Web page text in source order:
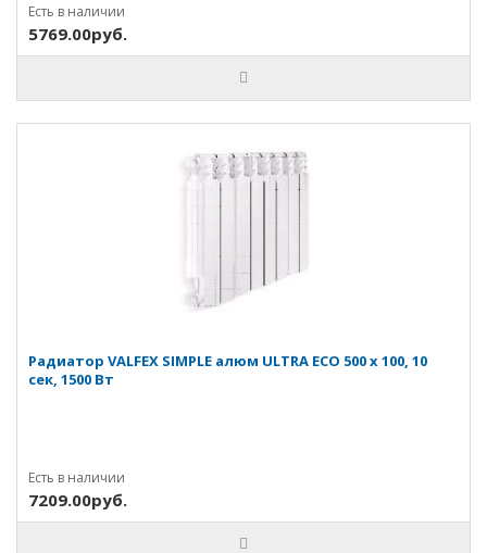
Есть в наличии
5769.00руб.
Радиатор VALFEX SIMPLE алюм ULTRA ECO 500 х 100, 10
сек, 1500 Вт
Есть в наличии
7209.00руб.